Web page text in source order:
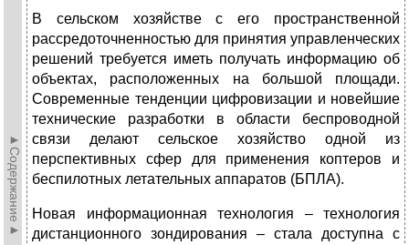
►Содержание►
В сельском хозяйстве с его пространственной
рассредоточненностью для принятия управленческих
решений требуется иметь получать информацию об
объектах, расположенных на большой площади.
Современные тенденции цифровизации и новейшие
технические разработки в области беспроводной
связи делают сельское хозяйство одной из
перспективных сфер для применения коптеров и
беспилотных летательных аппаратов (БПЛА).
Новая информационная технология – технология
дистанционного зондирования – стала доступна с